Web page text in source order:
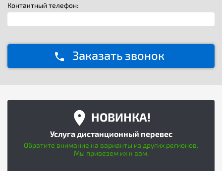
Контактный телефон:
Заказать звонок
НОВИНКА!
Услуга дистанционный перевес
Обратите внимание на варианты из других регионов.
Мы привезем их к вам.